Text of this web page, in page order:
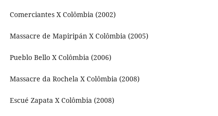
Comerciantes X Colômbia (2002)
Massacre de Mapiripán X Colômbia (2005)
Pueblo Bello X Colômbia (2006)
Massacre da Rochela X Colômbia (2008)
Escué Zapata X Colômbia (2008)